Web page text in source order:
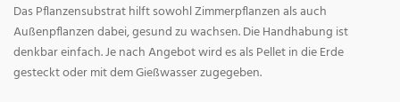
Das Pflanzensubstrat hilft sowohl Zimmerpflanzen als auch
Außenpflanzen dabei, gesund zu wachsen. Die Handhabung ist
denkbar einfach. Je nach Angebot wird es als Pellet in die Erde
gesteckt oder mit dem Gießwasser zugegeben.